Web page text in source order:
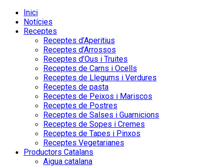
Inici
Notícies
Receptes
Receptes d’Aperitius
Receptes d’Arrossos
Receptes d’Ous i Truites
Receptes de Carns i Ocells
Receptes de Llegums i Verdures
Receptes de pasta
Receptes de Peixos i Mariscos
Receptes de Postres
Receptes de Salses i Guarnicions
Receptes de Sopes i Cremes
Receptes de Tapes i Pinxos
Receptes Vegetarianes
Productors Catalans
Aigua catalana